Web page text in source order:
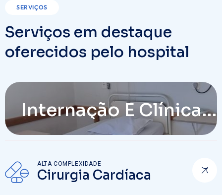
SERVIÇOS
Serviços em destaque
oferecidos pelo hospital
Internação E Clínica
Médica
Internação E Clínica
Médica
Cirurgia Cardíaca
ALTA COMPLEXIDADE